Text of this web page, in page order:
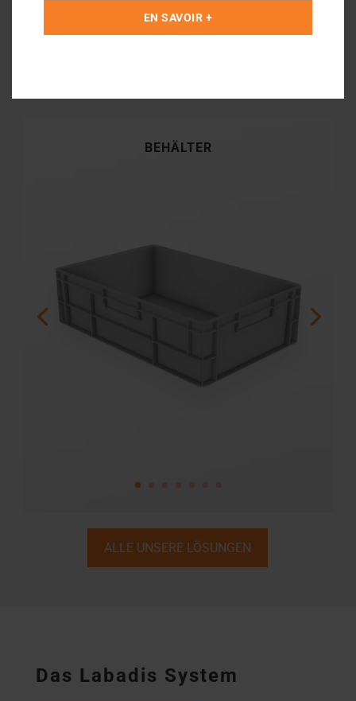
Kanban System
BEHÄLTER
ALLE UNSERE LÖSUNGEN
Das Labadis System
EN SAVOIR +